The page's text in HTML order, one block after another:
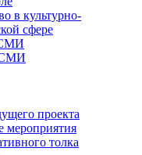
в культурно-
сфере
СМИ
СМИ
проекта
мероприятия
толка